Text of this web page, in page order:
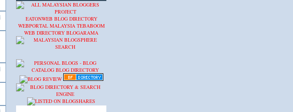
EATONWEB BLOG DIRECTORY
WEBPORTAL MALAYSIA TEBABOOM
WEB DIRECTORY BLOGARAMA